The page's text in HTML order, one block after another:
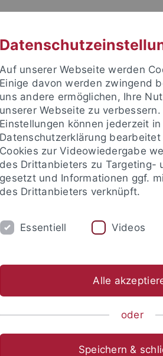
FORSCHUNG
um sich anzumelden:
Auf unserer Webseite werden
Einige davon werden zwingend
uns andere ermöglichen, Ihre
unserer Webseite zu
Einstellungen können jederzeit
Datenschutzerklärung
Cookies zur Videowiedergabe
des Drittanbieters zu Targeting-
gesetzt und Informationen ggf.
des Drittanbieters verknüpft.
Essentiell Videos
Alle
oder
Speichern &